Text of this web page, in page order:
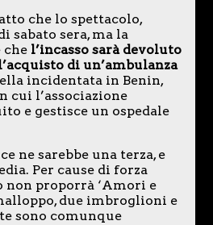
che lo spettacolo,
sabato sera, ma la
che l’incasso sarà devoluto
di un’ambulanza
incidentata in Benin,
cui l’associazione
e gestisce un ospedale
ne sarebbe una terza, e
Per cause di forza
non proporrà ‘Amori e
due imbroglioni e
sono comunque